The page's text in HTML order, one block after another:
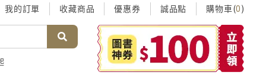
我的訂單 收藏商品 優惠券 誠品點 購物車(0)